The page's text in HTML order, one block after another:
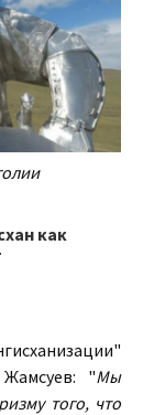
как
"Мы
того, что